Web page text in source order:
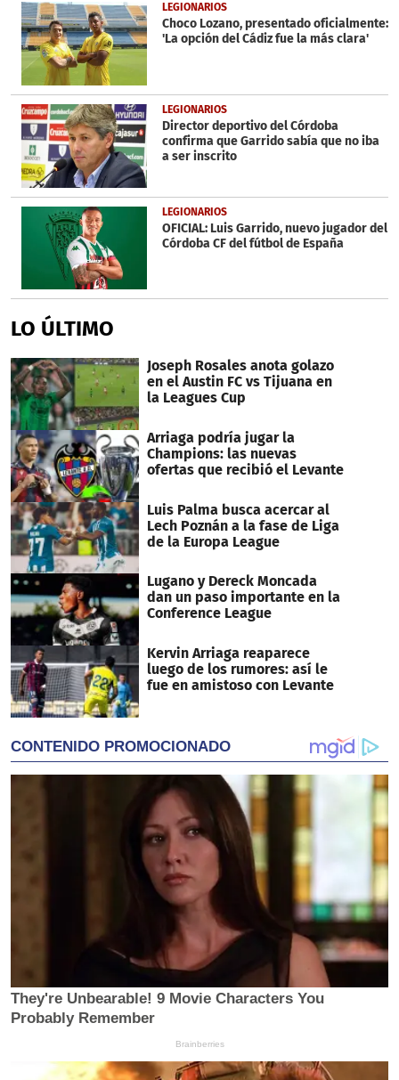
LEGIONARIOS
Choco Lozano, presentado oficialmente:
'La opción del Cádiz fue la más clara'
LEGIONARIOS
Director deportivo del Córdoba
confirma que Garrido sabía que no iba
a ser inscrito
LEGIONARIOS
OFICIAL: Luis Garrido, nuevo jugador del
Córdoba CF del fútbol de España
LO ÚLTIMO
Joseph Rosales anota golazo
en el Austin FC vs Tijuana en
la Leagues Cup
Arriaga podría jugar la
Champions: las nuevas
ofertas que recibió el Levante
Luis Palma busca acercar al
Lech Poznán a la fase de Liga
de la Europa League
Lugano y Dereck Moncada
dan un paso importante en la
Conference League
Kervin Arriaga reaparece
luego de los rumores: así le
fue en amistoso con Levante